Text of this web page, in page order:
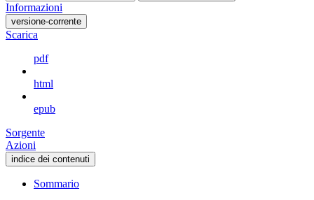
Informazioni
versione-corrente
Scarica
pdf
html
epub
Sorgente
Azioni
indice dei contenuti
Sommario